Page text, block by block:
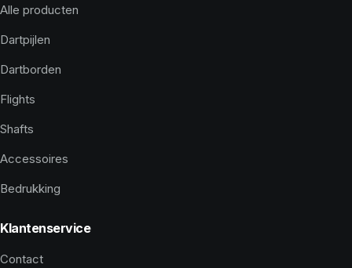
Alle producten
Dartpijlen
Dartborden
Flights
Shafts
Accessoires
Bedrukking
Klantenservice
Contact